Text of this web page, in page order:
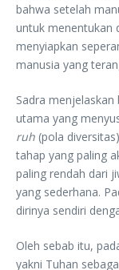
bahwa setelah
untuk menentukan
menyiapkan
manusia yang
Sadra
utama yang
ruh (pola
tahap yang paling
paling rendah dari
yang sederhana.
dirinya sendiri
Oleh sebab itu,
yakni Tuhan